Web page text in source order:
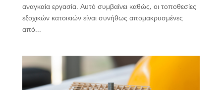
αναγκαία εργασία. Αυτό συμβαίνει καθώς, οι τοποθεσίες
εξοχικών κατοικιών είναι συνήθως απομακρυσμένες
από...